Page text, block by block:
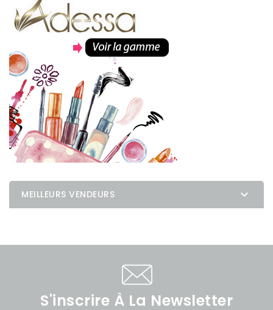
MEILLEURS VENDEURS 
S'inscrire À La Newsletter